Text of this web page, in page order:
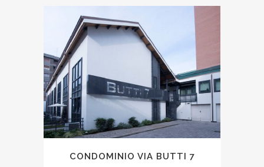
CONDOMINIO VIA BUTTI 7